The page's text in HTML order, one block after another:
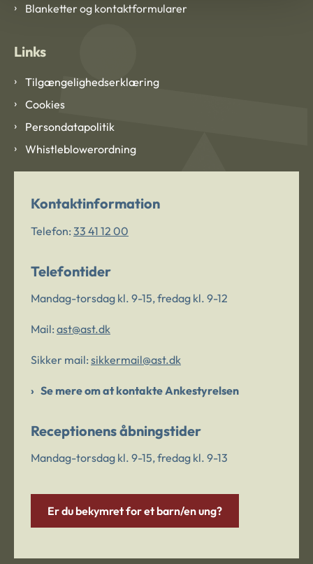
Blanketter og kontaktformularer
Links
Tilgængelighedserklæring
Cookies
Persondatapolitik
Whistleblowerordning
Kontaktinformation
Telefon: 33 41 12 00
Telefontider
Mandag-torsdag kl. 9-15, fredag kl. 9-12
Mail: ast@ast.dk
Sikker mail: sikkermail@ast.dk
Se mere om at kontakte Ankestyrelsen
Receptionens åbningstider
Mandag-torsdag kl. 9-15, fredag kl. 9-13
Er du bekymret for et barn/en ung?